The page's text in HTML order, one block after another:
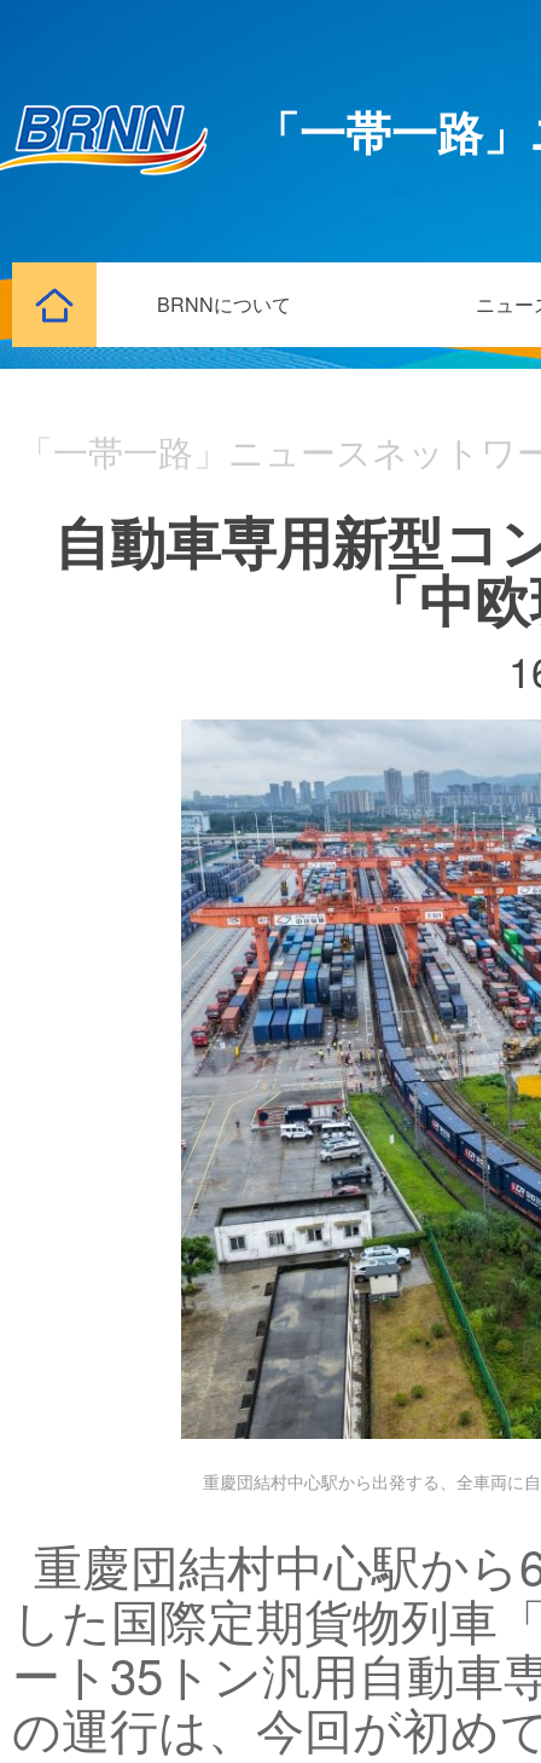
「一帯一路
BRNNについて ニュー
「一帯一路」ニュースネットワ
自動車専用新型コ
「中
重慶団結村中心駅から出発する、全車両に
重慶団結村中心駅か
した国際定期貨物列車
ート35トン汎用自動車
の運行は、今回が初め